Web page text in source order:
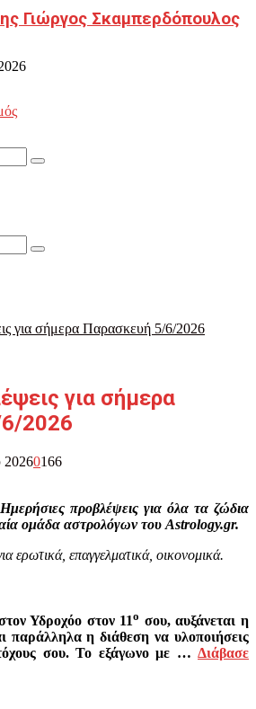
Γιώργος Σκαμπερδόπουλος
Search
Search
για σήμερα Παρασκευή 5/6/2026
για σήμερα
2026
20260166
προβλέψεις για όλα τα ζώδια
ομάδα αστρολόγων του Astrology.gr.
ερωτικά, επαγγελματικά, οικονομικά.
Υδροχόο στον 11ο σου, αυξάνεται η
παράλληλα η διάθεση να υλοποιήσεις
σου. Το εξάγωνο με … Διάβασε